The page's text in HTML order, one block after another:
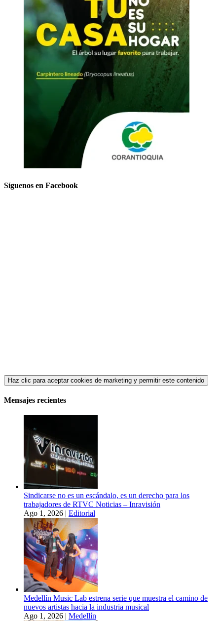
Síguenos en Facebook
Haz clic para aceptar cookies de marketing y permitir este contenido
Mensajes recientes
Sindicarse no es un escándalo, es un derecho para los
trabajadores de RTVC Noticias – Inravisión
Ago 1, 2026 | Editorial
Medellín Music Lab estrena serie que muestra el camino de
nuevos artistas hacia la industria musical
Ago 1, 2026 | Medellín